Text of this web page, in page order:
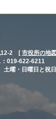
12-2 [ 市役所の地図
019-622-6211
曜・日曜日と祝日